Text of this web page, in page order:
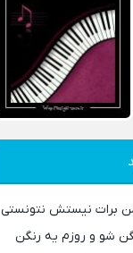
برات نیستش نتونستی
شو و روزم یه رنگن